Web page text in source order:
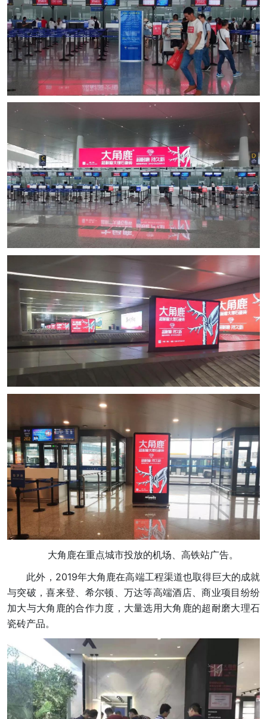
大角鹿在重点城市投放的机场、高铁站广告。
此外，2019年大角鹿在高端工程渠道也取得巨大的成就
与突破，喜来登、希尔顿、万达等高端酒店、商业项目纷纷
加大与大角鹿的合作力度，大量选用大角鹿的超耐磨大理石
瓷砖产品。